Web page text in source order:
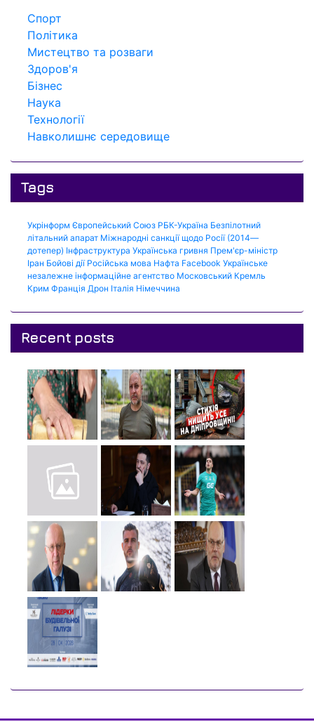
Спорт
Політика
Мистецтво та розваги
Здоров'я
Бізнес
Наука
Технології
Навколишнє середовище
Tags
Укрінформ Європейський Союз РБК-Україна Безпілотний
літальний апарат Міжнародні санкції щодо Росії (2014—
дотепер) Інфраструктура Українська гривня Прем'єр-міністр
Іран Бойові дії Російська мова Нафта Facebook Українське
незалежне інформаційне агентство Московський Кремль
Крим Франція Дрон Італія Німеччина
Recent posts